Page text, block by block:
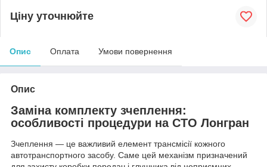
Ціну уточнюйте
Опис Оплата Умови повернення
Опис
Заміна комплекту зчеплення:
особливості процедури на СТО Лонгран
Зчеплення — це важливий елемент трансмісії кожного
автотранспортного засобу. Саме цей механізм призначений